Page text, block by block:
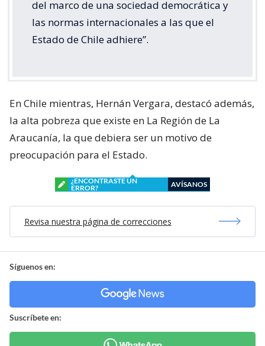
del marco de una sociedad democrática y
las normas internacionales a las que el
Estado de Chile adhiere”.
En Chile mientras, Hernán Vergara, destacó además,
la alta pobreza que existe en La Región de La
Araucanía, la que debiera ser un motivo de
preocupación para el Estado.
¿ENCONTRASTE UN
ERROR?
AVÍSANOS
Revisa nuestra página de correcciones
Síguenos en:
Suscríbete en: